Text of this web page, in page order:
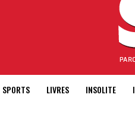
SPORTS LIVRES INSOLITE